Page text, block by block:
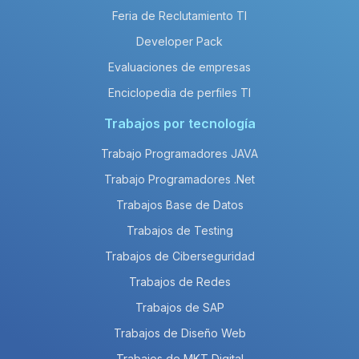
Feria de Reclutamiento TI
Developer Pack
Evaluaciones de empresas
Enciclopedia de perfiles TI
Trabajos por tecnología
Trabajo Programadores JAVA
Trabajo Programadores .Net
Trabajos Base de Datos
Trabajos de Testing
Trabajos de Ciberseguridad
Trabajos de Redes
Trabajos de SAP
Trabajos de Diseño Web